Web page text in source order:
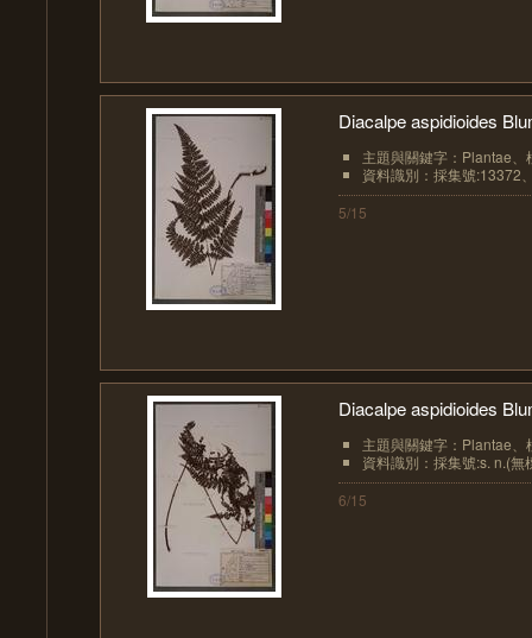
Diacalpe aspidioides
主題與關鍵字：Plantae
資料識別：採集號:13372
5/15
Diacalpe aspidioides
主題與關鍵字：Plantae
資料識別：採集號:s. n.(
6/15